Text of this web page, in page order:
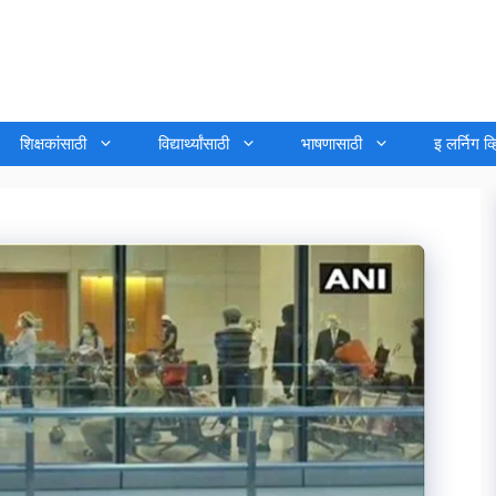
शिक्षकांसाठी विद्यार्थ्यांसाठी भाषणासाठी इ लर्निग